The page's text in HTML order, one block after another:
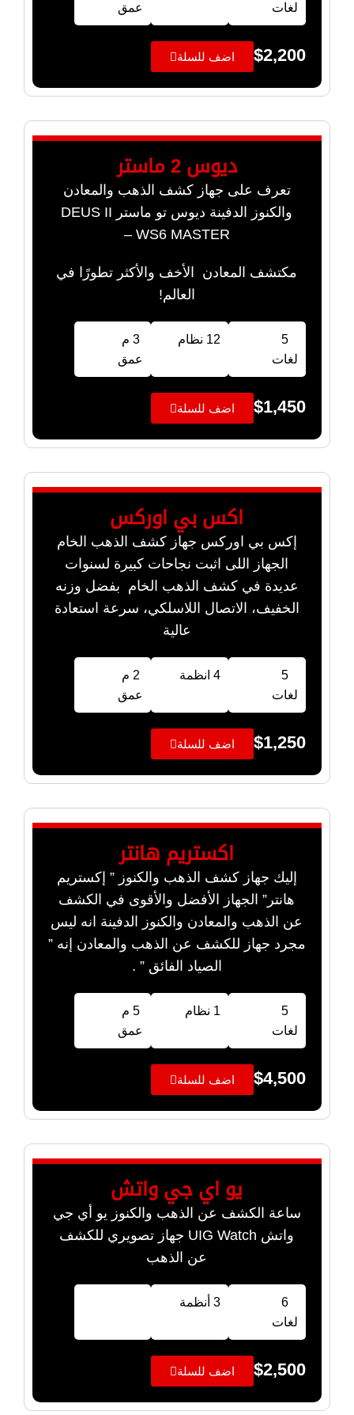
لغات عمق
$2,200 اضف للسلة
ديوس 2 ماستر
تعرف على جهاز كشف الذهب والمعادن
والكنوز الدفينة ديوس تو ماستر DEUS II
WS6 MASTER –
مكتشف المعادن الأخف والأكثر تطورًا في
العالم!
5
لغات
12 نظام
3 م
عمق
$1,450 اضف للسلة
اكس بي اوركس
إكس بي اوركس جهاز كشف الذهب الخام
الجهاز اللى اثبت نجاحات كبيرة لسنوات
عديدة في كشف الذهب الخام بفضل وزنه
الخفيف، الاتصال اللاسلكي، سرعة استعادة
عالية
5
لغات
4 انظمة
2 م
عمق
$1,250 اضف للسلة
اكستريم هانتر
إليك جهاز كشف الذهب والكنوز ” إكستريم
هانتر” الجهاز الأفضل والأقوى في الكشف
عن الذهب والمعادن والكنوز الدفينة انه ليس
مجرد جهاز للكشف عن الذهب والمعادن إنه ”
الصياد الفائق ” .
5
لغات
1 نظام
5 م
عمق
$4,500 اضف للسلة
يو اي جي واتش
ساعة الكشف عن الذهب والكنوز يو أي جي
واتش UIG Watch جهاز تصويري للكشف
عن الذهب
6
لغات
3 أنظمة
$2,500 اضف للسلة